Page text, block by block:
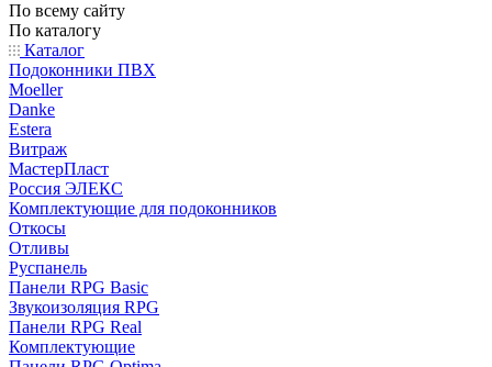
По всему сайту
По каталогу
Каталог
Подоконники ПВХ
Moeller
Danke
Estera
Витраж
МастерПласт
Россия ЭЛЕКС
Комплектующие для подоконников
Откосы
Отливы
Руспанель
Панели RPG Basic
Звукоизоляция RPG
Панели RPG Real
Комплектующие